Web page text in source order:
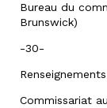
Bureau du
Brunswick)
-30-
Renseignements
Commissariat